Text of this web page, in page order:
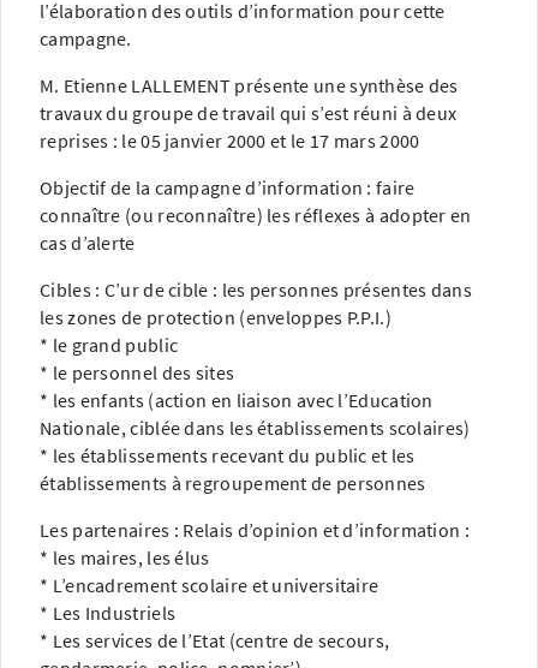
l’élaboration des outils d’information pour cette
campagne.
M. Etienne LALLEMENT présente une synthèse des
travaux du groupe de travail qui s’est réuni à deux
reprises : le 05 janvier 2000 et le 17 mars 2000
Objectif de la campagne d’information : faire
connaître (ou reconnaître) les réflexes à adopter en
cas d’alerte
Cibles : C’ur de cible : les personnes présentes dans
les zones de protection (enveloppes P.P.I.)
* le grand public
* le personnel des sites
* les enfants (action en liaison avec l’Education
Nationale, ciblée dans les établissements scolaires)
* les établissements recevant du public et les
établissements à regroupement de personnes
Les partenaires : Relais d’opinion et d’information :
* les maires, les élus
* L’encadrement scolaire et universitaire
* Les Industriels
* Les services de l’Etat (centre de secours,